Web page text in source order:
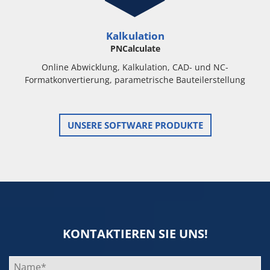
Kalkulation
PNCalculate
Online Abwicklung, Kalkulation, CAD- und NC-
Formatkonvertierung, parametrische Bauteilerstellung
UNSERE SOFTWARE PRODUKTE
KONTAKTIEREN SIE UNS!